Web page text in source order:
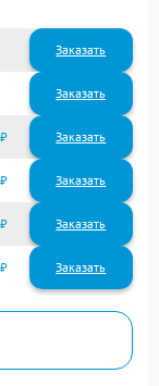
Заказать
Заказать